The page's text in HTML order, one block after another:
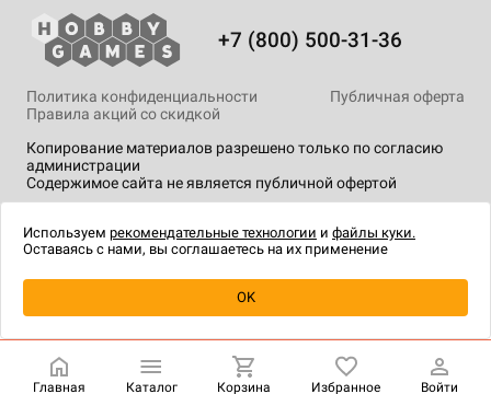
Купить
+7 (800) 500-31-36
Копирование материалов разрешено только по согласию
администрации
Содержимое сайта не является публичной офертой
Политика конфиденциальности
Публичная оферта
Правила акций со скидкой
технологии.
Главная Каталог Корзина Избранное Войти
Используем рекомендательные технологии и файлы куки.
Оставаясь с нами, вы соглашаетесь на их применение
OK